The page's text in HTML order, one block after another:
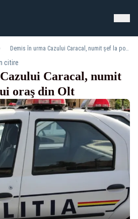
Demis în urma Cazului Caracal, numit şef la poliţia unui oraş din Olt
citire
Caracal, numit
oraş din Olt